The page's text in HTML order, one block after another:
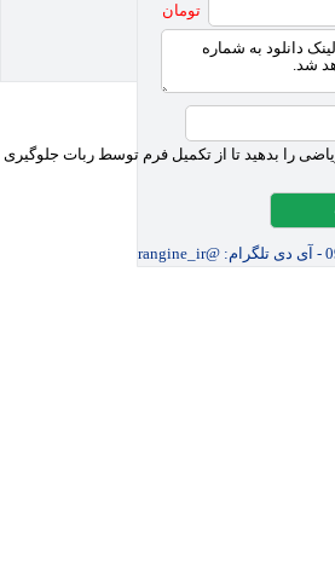
تومان
را بدهید تا از تکمیل فرم توسط ربات جلوگیری